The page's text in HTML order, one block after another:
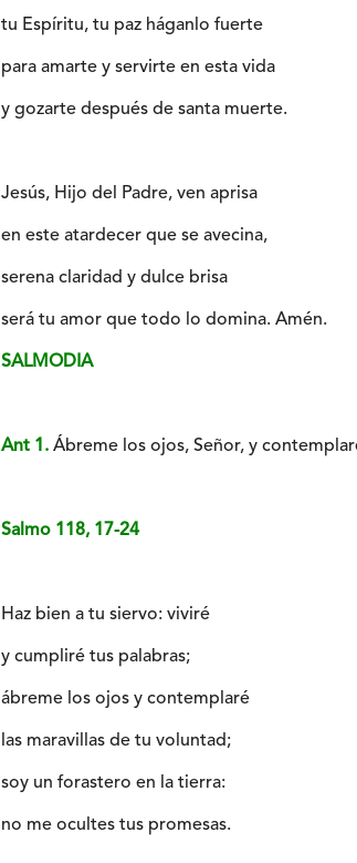
tu Espíritu, tu paz háganlo fuerte
para amarte y servirte en esta vida
y gozarte después de santa muerte.
Jesús, Hijo del Padre, ven aprisa
en este atardecer que se avecina,
serena claridad y dulce brisa
será tu amor que todo lo domina. Amén.
SALMODIA
Ant 1. Ábreme los ojos, Señor, y
Salmo 118, 17-24
Haz bien a tu siervo: viviré
y cumpliré tus palabras;
ábreme los ojos y contemplaré
las maravillas de tu voluntad;
soy un forastero en la tierra:
no me ocultes tus promesas.